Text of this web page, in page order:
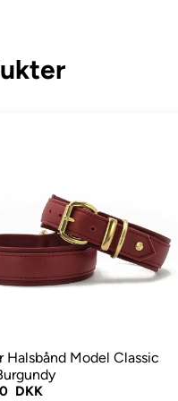
Halsbånd Model Classic
DKK